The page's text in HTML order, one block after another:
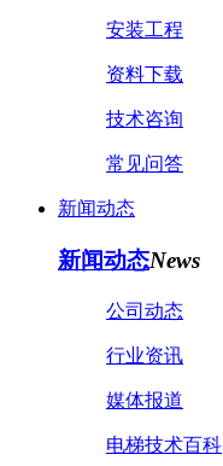
安装工程
资料下载
技术咨询
常见问答
新闻动态
新闻动态News
公司动态
行业资讯
媒体报道
电梯技术百科